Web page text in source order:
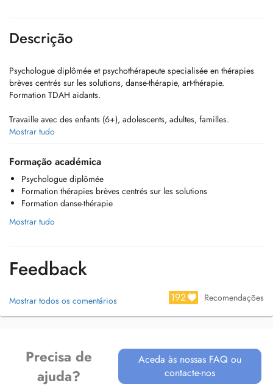
Descrição
Psychologue diplômée et psychothérapeute specialisée en thérapies
brèves centrés sur les solutions, danse-thérapie, art-thérapie.
Formation TDAH aidants.
Travaille avec des enfants (6+), adolescents, adultes, familles.
Pour les sessions de psychotherapie individuelles ou de groupe,
aucune experience dans l'art ou la danse n'est pas necessaire.
----------------------------------------------------------
Certified psychologist and psychotherapist, specialized in solution-
focused brief therapy, dance-movement therapy and art therapy.
ADHD training for care-takers.
no prior art or dance experience is required.
Mostrar tudo
Formação académica
Psychologue diplômée
Formation thérapies brèves centrés sur les solutions
Formation danse-thérapie
Mostrar tudo
Feedback
Mostrar todos os comentários 192 Recomendações
Precisa de
ajuda?
Aceda às nossas FAQ ou
contacte-nos